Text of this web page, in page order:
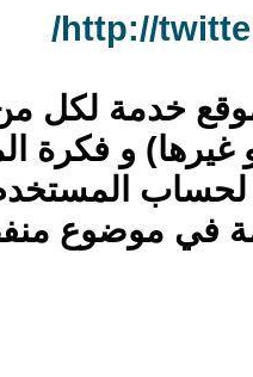
http://
و فكرة
لحساب
في موضوع